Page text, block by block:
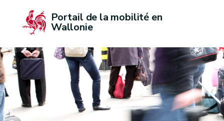
Portail de la mobilité en
Wallonie